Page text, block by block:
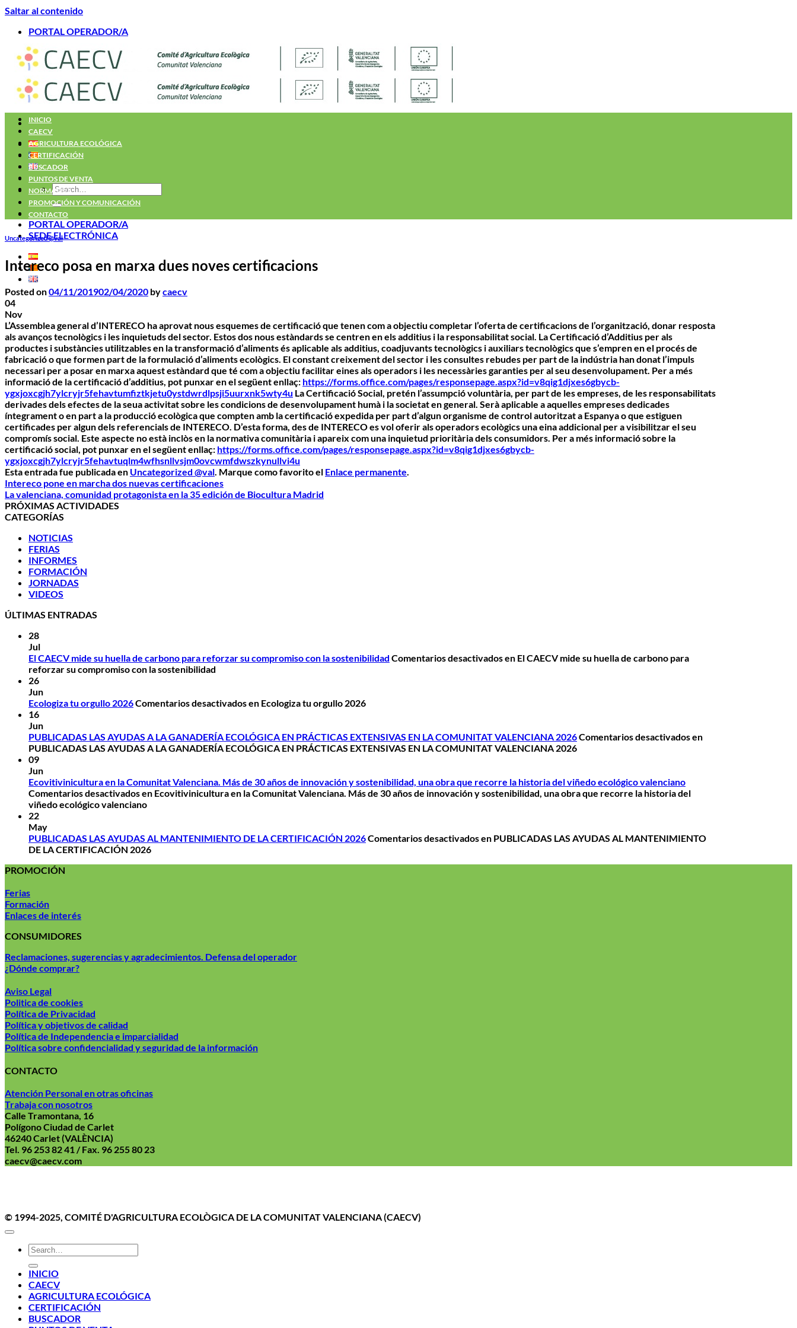
Saltar al contenido
PORTAL OPERADOR/A
PORTAL OPERADOR/A
SEDE ELECTRÓNICA
INICIO
CAECV
AGRICULTURA ECOLÓGICA
CERTIFICACIÓN
BUSCADOR
PUNTOS DE VENTA
NORMATIVA
PROMOCIÓN Y COMUNICACIÓN
CONTACTO
Uncategorized @val
Intereco posa en marxa dues noves certificacions
Posted on04/11/201902/04/2020 bycaecv
04
Nov
L’Assemblea general d’INTERECO ha aprovat nous esquemes de certificació que tenen com a objectiu completar l’oferta de certificacions de l’organització, donar resposta
als avanços tecnològics i les inquietuds del sector. Estos dos nous estàndards se centren en elsadditius i la responsabilitat social. LaCertificació d’Additius per als
productes i substàncies utilitzables en la transformació d’aliments és aplicable als additius, coadjuvants tecnològics i auxiliars tecnològics que s’empren en el procés de
fabricació o que formen part de la formulació d’aliments ecològics. El constant creixement del sector i les consultes rebudes per part de la indústria han donat l’impuls
necessari per a posar en marxa aquest estàndard que té com a objectiu facilitar eines als operadors i les necessàries garanties per al seu desenvolupament. Per a més
informacióde la certificació d’additius, pot punxar en el següent enllaç: https://forms.office.com/pages/responsepage.aspx?id=v8qig1djxes6gbycb-
ygxjoxcgjh7ylcryjr5fehavtumfiztkjetu0ystdwrdlpsji5uurxnk5wty4u LaCertificació Social, pretén l’assumpció voluntària, per part de les empreses, de les responsabilitats
derivades dels efectes de la seua activitat sobre les condicions de desenvolupament humà i la societat en general. Serà aplicable a aquelles empreses dedicades
íntegrament o en part a la producció ecològica que compten amb la certificació expedida per part d’algun organisme de control autoritzat a Espanya o que estiguen
certificades per algun dels referencials de INTERECO. D’esta forma, des de INTERECO es vol oferir als operadors ecològics una eina addicional per a visibilitzar el seu
compromís social. Este aspecte no està inclòs en la normativa comunitària i apareix com una inquietud prioritària dels consumidors. Per a més informaciósobre la
certificació social, pot punxar en el següent enllaç: https://forms.office.com/pages/responsepage.aspx?id=v8qig1djxes6gbycb-
ygxjoxcgjh7ylcryjr5fehavtuqlm4wfhsnllvsjm0ovcwmfdwszkynullvi4u
Esta entrada fue publicada en Uncategorized @val. Marque como favorito el Enlace permanente.
Intereco pone en marcha dos nuevas certificaciones
La valenciana, comunidad protagonista en la 35 edición de Biocultura Madrid
PRÓXIMAS ACTIVIDADES
CATEGORÍAS
NOTICIAS
FERIAS
INFORMES
FORMACIÓN
JORNADAS
VIDEOS
ÚLTIMAS ENTRADAS
28
Jul
El CAECV mide su huella de carbono para reforzar su compromiso con la sostenibilidad Comentarios desactivadosen El CAECV mide su huella de carbono para
reforzar su compromiso con la sostenibilidad
26
Jun
Ecologiza tu orgullo 2026Comentarios desactivadosen Ecologiza tu orgullo 2026
16
Jun
PUBLICADAS LAS AYUDAS A LA GANADERÍA ECOLÓGICA EN PRÁCTICAS EXTENSIVAS EN LA COMUNITAT VALENCIANA 2026Comentarios desactivadosen
PUBLICADAS LAS AYUDAS A LA GANADERÍA ECOLÓGICA EN PRÁCTICAS EXTENSIVAS EN LA COMUNITAT VALENCIANA 2026
09
Jun
Ecovitivinicultura en la Comunitat Valenciana. Más de 30 años de innovación y sostenibilidad, una obra que recorre la historia del viñedo ecológico valenciano
Comentarios desactivadosen Ecovitivinicultura en la Comunitat Valenciana. Más de 30 años de innovación y sostenibilidad, una obra que recorre la historia del
viñedo ecológico valenciano
22
May
PUBLICADAS LAS AYUDAS AL MANTENIMIENTO DE LA CERTIFICACIÓN 2026Comentarios desactivadosen PUBLICADAS LAS AYUDAS AL MANTENIMIENTO
DE LA CERTIFICACIÓN 2026
PROMOCIÓN
Ferias
Formación
Enlaces de interés
CONSUMIDORES
Reclamaciones, sugerencias y agradecimientos. Defensa del operador
¿Dónde comprar?
Aviso Legal
Politica de cookies
Política de Privacidad
Política y objetivos de calidad
Política de Independencia e imparcialidad
Política sobre confidencialidad y seguridad de la información
CONTACTO
Atención Personal en otras oficinas
Trabaja con nosotros
Calle Tramontana, 16
Polígono Ciudad de Carlet
46240 Carlet (VALÈNCIA)
Tel. 96 253 82 41 / Fax. 96 255 80 23
caecv@caecv.com
© 1994-2025, COMITÉ D'AGRICULTURA ECOLÒGICA DE LA COMUNITAT VALENCIANA (CAECV)
INICIO
CAECV
AGRICULTURA ECOLÓGICA
CERTIFICACIÓN
BUSCADOR